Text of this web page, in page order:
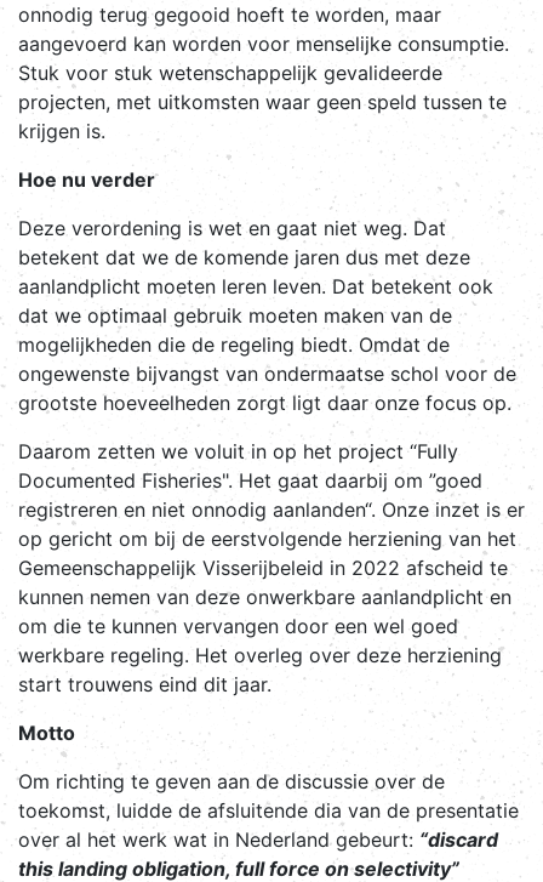
onnodig terug gegooid hoeft te worden, maar
aangevoerd kan worden voor menselijke consumptie.
Stuk voor stuk wetenschappelijk gevalideerde
projecten, met uitkomsten waar geen speld tussen te
krijgen is.
Hoe nu verder
Deze verordening is wet en gaat niet weg. Dat
betekent dat we de komende jaren dus met deze
aanlandplicht moeten leren leven. Dat betekent ook
dat we optimaal gebruik moeten maken van de
mogelijkheden die de regeling biedt. Omdat de
ongewenste bijvangst van ondermaatse schol voor de
grootste hoeveelheden zorgt ligt daar onze focus op.
Daarom zetten we voluit in op het project “Fully
Documented Fisheries". Het gaat daarbij om ”goed
registreren en niet onnodig aanlanden“. Onze inzet is er
op gericht om bij de eerstvolgende herziening van het
Gemeenschappelijk Visserijbeleid in 2022 afscheid te
kunnen nemen van deze onwerkbare aanlandplicht en
om die te kunnen vervangen door een wel goed
werkbare regeling. Het overleg over deze herziening
start trouwens eind dit jaar.
Motto
Om richting te geven aan de discussie over de
toekomst, luidde de afsluitende dia van de presentatie
over al het werk wat in Nederland gebeurt: “discard
this landing obligation, full force on selectivity”